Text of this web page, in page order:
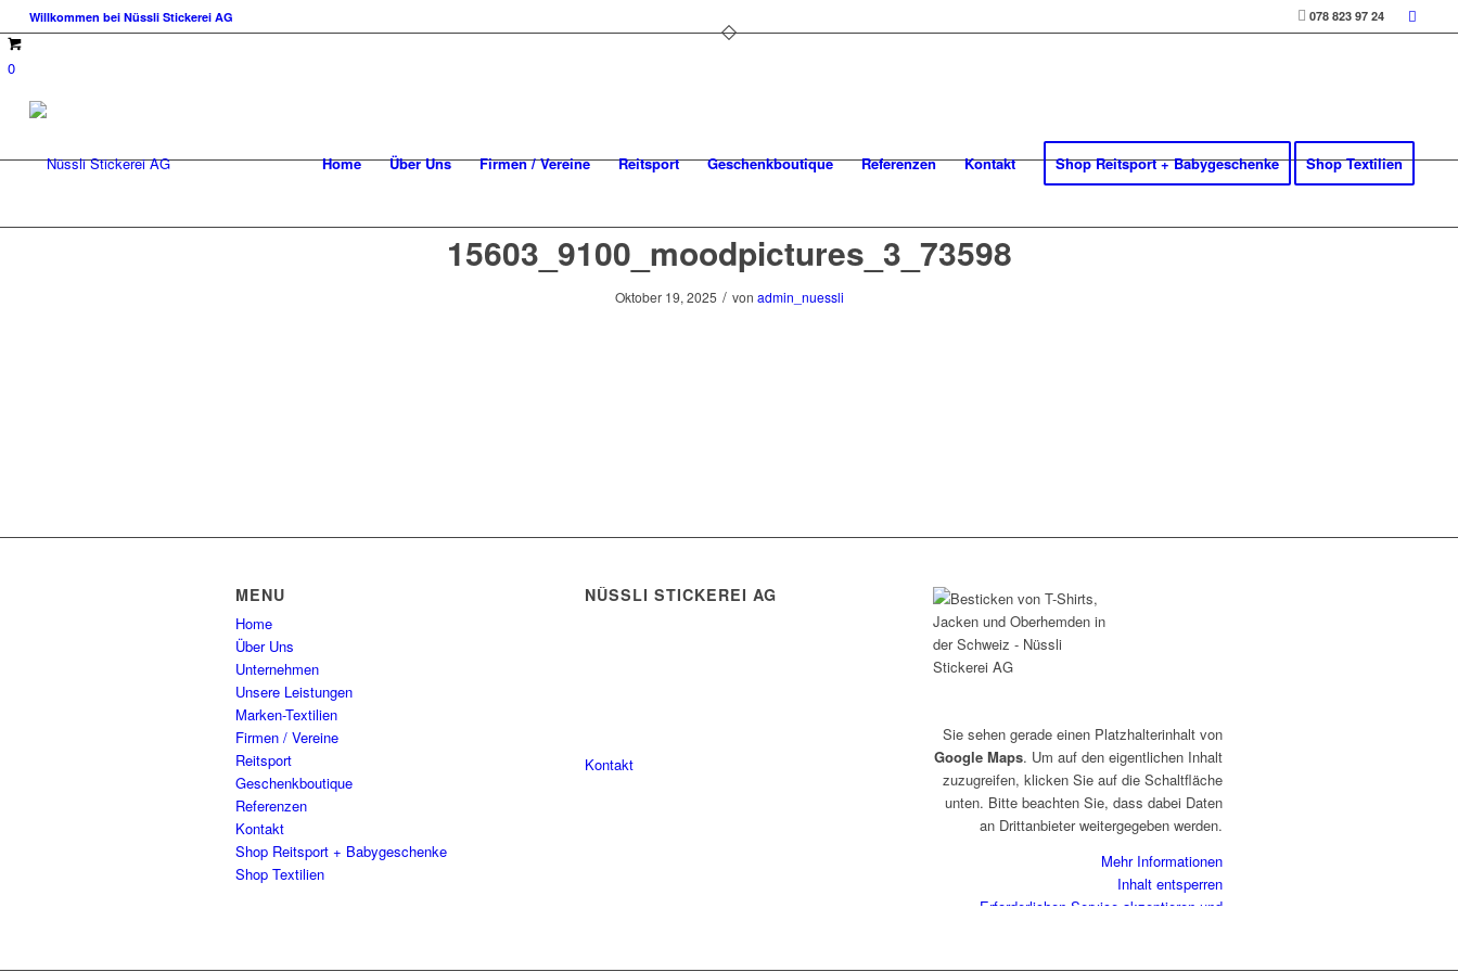
Willkommen bei Nüssli Stickerei AG 078 823 97 24
0
Home Über Uns Firmen / Vereine Reitsport Geschenkboutique Referenzen Kontakt Shop Reitsport + Babygeschenke Shop Textilien
15603_9100_moodpictures_3_73598
Oktober 19, 2025 / von admin_nuessli
MENU
Home
Über Uns
Unternehmen
Unsere Leistungen
Marken-Textilien
Firmen / Vereine
Reitsport
Geschenkboutique
Referenzen
Kontakt
Shop Reitsport + Babygeschenke
Shop Textilien
NÜSSLI STICKEREI AG
Kontakt
Sie sehen gerade einen Platzhalterinhalt von
Google Maps. Um auf den eigentlichen Inhalt
zuzugreifen, klicken Sie auf die Schaltfläche
unten. Bitte beachten Sie, dass dabei Daten
an Drittanbieter weitergegeben werden.
Mehr Informationen
Inhalt entsperren
Erforderlichen Service akzeptieren und